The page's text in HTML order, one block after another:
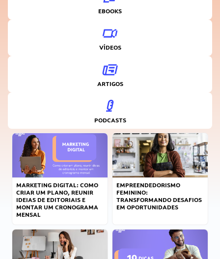
EBOOKS
VÍDEOS
ARTIGOS
PODCASTS
MARKETING DIGITAL: COMO
CRIAR UM PLANO, REUNIR
IDEIAS DE EDITORIAIS E
MONTAR UM CRONOGRAMA
MENSAL
EMPREENDEDORISMO
FEMININO:
TRANSFORMANDO DESAFIOS
EM OPORTUNIDADES